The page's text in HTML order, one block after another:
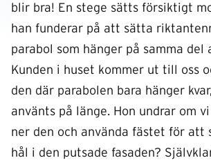
blir bra! En stege sätts försiktigt
han funderar på att sätta
parabol som hänger på samma del
Kunden i huset kommer ut till oss
den där parabolen bara hänger
använts på länge. Hon undrar om
ner den och använda fästet för att
hål i den putsade fasaden?